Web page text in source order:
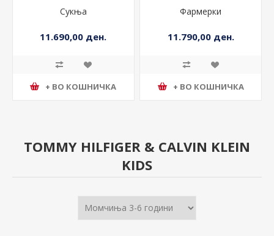
Сукња
11.690,00 ден.
+ ВО КОШНИЧКА
Фармерки
11.790,00 ден.
+ ВО КОШНИЧКА
TOMMY HILFIGER & CALVIN KLEIN
KIDS